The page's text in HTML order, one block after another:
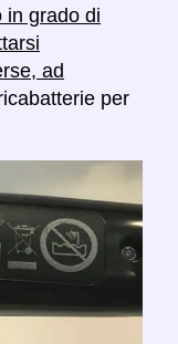
in grado di
ad
per